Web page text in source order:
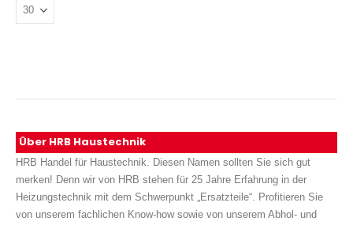
Über HRB Haustechnik
HRB Handel für Haustechnik. Diesen Namen sollten Sie sich gut
merken! Denn wir von HRB stehen für 25 Jahre Erfahrung in der
Heizungstechnik mit dem Schwerpunkt „Ersatzteile“. Profitieren Sie
von unserem fachlichen Know-how sowie von unserem Abhol- und